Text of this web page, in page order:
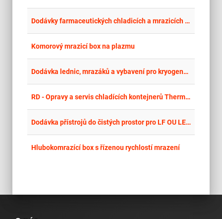
Dodávky farmaceutických chladicích a mrazicích zařízení pro Krajskou zdravotní, a.s. 2024
Komorový mrazicí box na plazmu
Dodávka lednic, mrazáků a vybavení pro kryogenní sklad LERCO
RD - Opravy a servis chladících kontejnerů Thermoking
Dodávka přístrojů do čistých prostor pro LF OU LERCO
Hlubokomrazící box s řízenou rychlostí mrazení